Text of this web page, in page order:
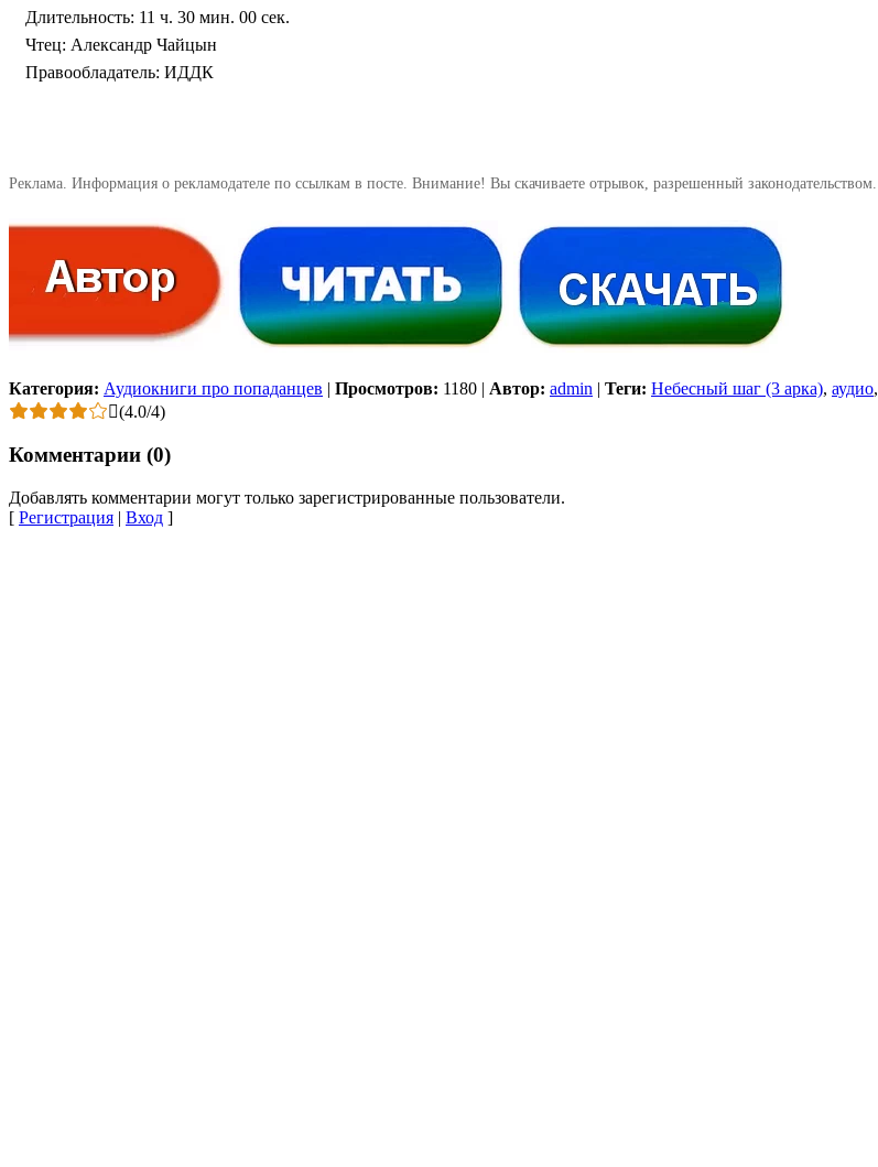
Длительность: 11 ч. 30 мин. 00 сек.
Чтец: Александр Чайцын
Правообладатель: ИДДК
Реклама. Информация о рекламодателе по ссылкам в посте. Внимание! Вы скачиваете отрывок, разрешенный законодательством.
Категория: Аудиокниги про попаданцев | Просмотров: 1180 | Автор: admin | Теги: Небесный шаг (3 арка), аудио,
(4.0/4)
Комментарии (0)
Добавлять комментарии могут только зарегистрированные пользователи.
[ Регистрация | Вход ]